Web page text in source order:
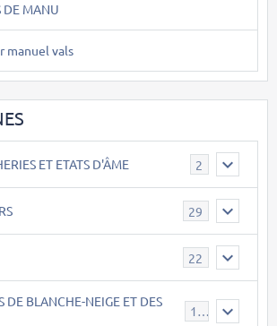
DE MANU
manuel vals
ET ETATS D'ÂME 2
29
22
DE BLANCHE-NEIGE ET DES
17